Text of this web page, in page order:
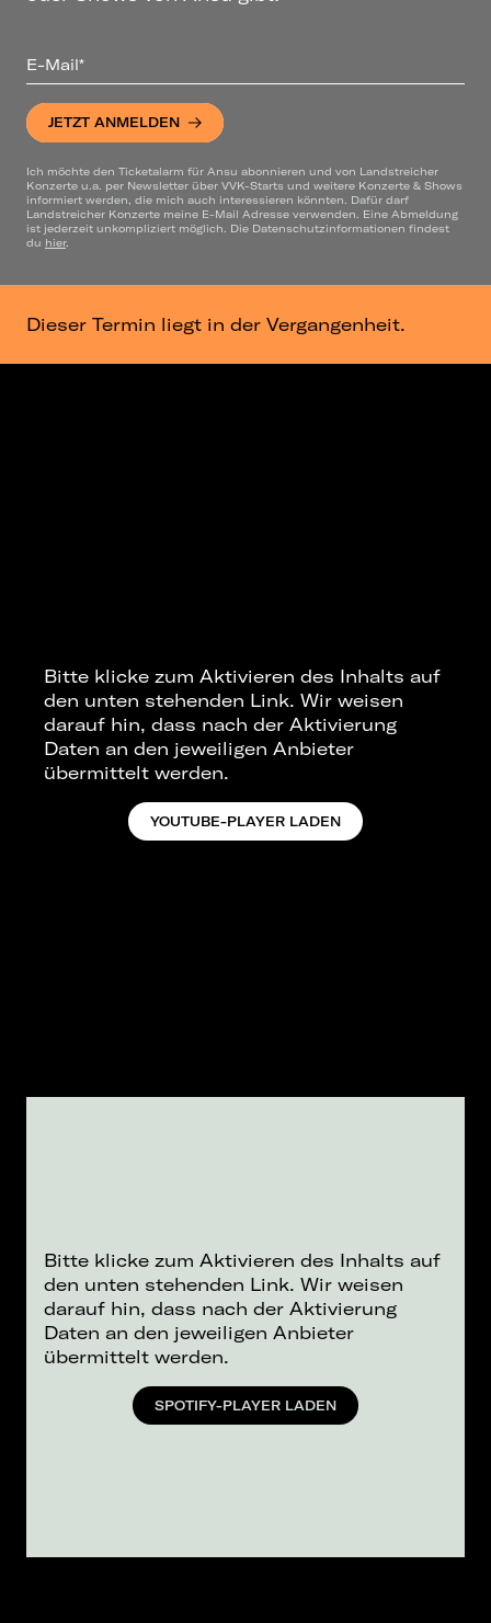
E-Mail*
JETZT ANMELDEN
Ich möchte den Ticketalarm für Ansu abonnieren und von Landstreicher
Konzerte u.a. per Newsletter über VVK-Starts und weitere Konzerte & Shows
informiert werden, die mich auch interessieren könnten. Dafür darf
Landstreicher Konzerte meine E-Mail Adresse verwenden. Eine Abmeldung
ist jederzeit unkompliziert möglich. Die Datenschutzinformationen findest
du hier.
Dieser Termin liegt in der Vergangenheit.
Bitte klicke zum Aktivieren des Inhalts auf
den unten stehenden Link. Wir weisen
darauf hin, dass nach der Aktivierung
Daten an den jeweiligen Anbieter
übermittelt werden.
YOUTUBE-PLAYER LADEN
Bitte klicke zum Aktivieren des Inhalts auf
den unten stehenden Link. Wir weisen
darauf hin, dass nach der Aktivierung
Daten an den jeweiligen Anbieter
übermittelt werden.
SPOTIFY-PLAYER LADEN